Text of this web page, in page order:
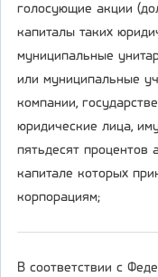
голосующие акции
капиталы таких
муниципальные
или муниципальные
компании,
юридические лица,
пятьдесят процентов
капитале которых
корпорациям;
В соответствии с